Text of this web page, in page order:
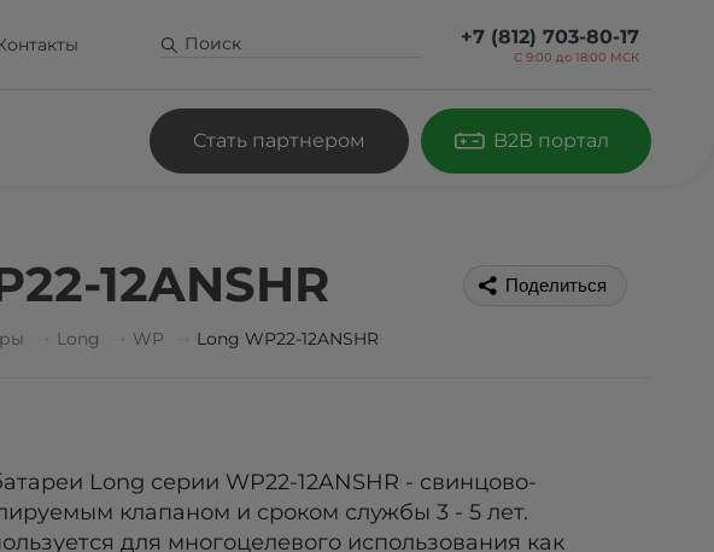
+7 (812) 703-80-17
С 9:00 до 18:00 МСК
Стать партнером B2B портал
12ANSHR Поделиться
Long WP Long WP22-12ANSHR
Long серии WP22-12ANSHR - cвинцово-
клапаном и сроком службы 3 - 5 лет.
для многоцелевого использования как